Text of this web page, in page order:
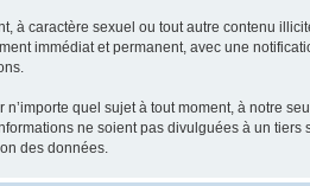
caractère sexuel ou tout autre contenu
immédiat et permanent, avec une
quel sujet à tout moment, à notre
ne soient pas divulguées à un
des données.